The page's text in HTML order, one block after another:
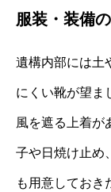
服装・装備
遺構内部には土
にくい靴が望ま
風を遮る上着が
子や日焼け止め
も用意しておき